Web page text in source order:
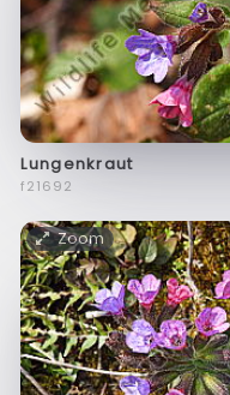
Lungenkraut
f21692
Zoom